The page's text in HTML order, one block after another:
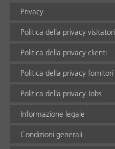
Privacy
Politica della privacy visitatori
Politica della privacy clienti
Politica della privacy fornitori
Politica della privacy Jobs
Informazione legale
Condizioni generali